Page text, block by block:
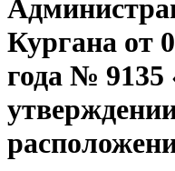
Кургана от
года № 9135